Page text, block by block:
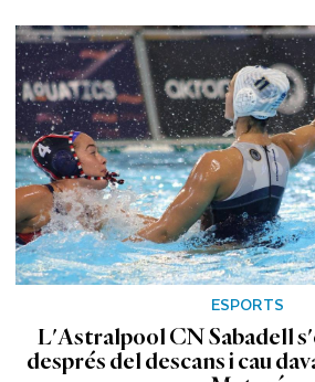
ESPORTS
L'Astralpool CN Sabadell
després del descans i cau